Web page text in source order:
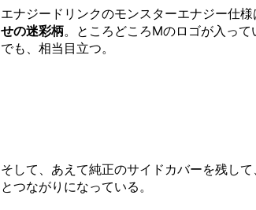
エナジードリンクのモンスターエナジー仕
せの迷彩柄。ところどころMのロゴが入っ
でも、相当目立つ。
そして、あえて純正のサイドカバーを残し
とつながりになっている。